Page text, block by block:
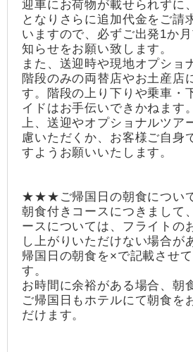
迎車にお荷物が載せられずに
となりさらに追加代金をご請
いますので、必ずご出発1か
知らせをお願い致します。
また、送迎時や現地オプショ
階段のみの両替店やお土産店
す。階段の上り下りや乗車・
イドはお手伝いできかねます
上、送迎やオプショナルツア
慮いただくか、お客様ご自身
すようお願いいたします。
★★★ご帰国日の朝食につ
朝食付きコースにつきまして
ースについては、フライトの
し上がりいただけない場合が
帰国日の朝食を×で記載させ
す。
お時間に余裕がある場合、朝
ご帰国日もホテルにて朝食を
だけます。